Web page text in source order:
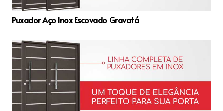
Puxador Aço Inox Escovado Gravatá